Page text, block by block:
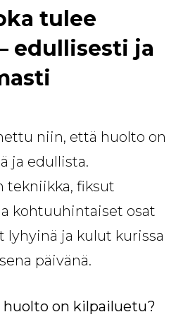
tulee
edullisesti ja
niin, että huolto on
ja edullista.
tekniikka, fiksut
kohtuuhintaiset osat
lyhyinä ja kulut kurissa
päivänä.
huolto on kilpailuetu?